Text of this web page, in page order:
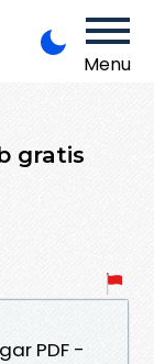
Menu
gratis
PDF -